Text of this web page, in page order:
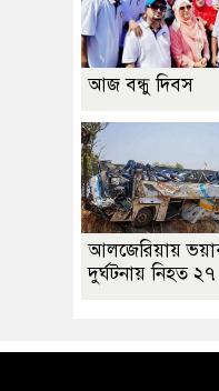
আজ বন্ধু দিবস
আলজেরিয়ায়
দুর্ঘটনায় নিহত ২৭